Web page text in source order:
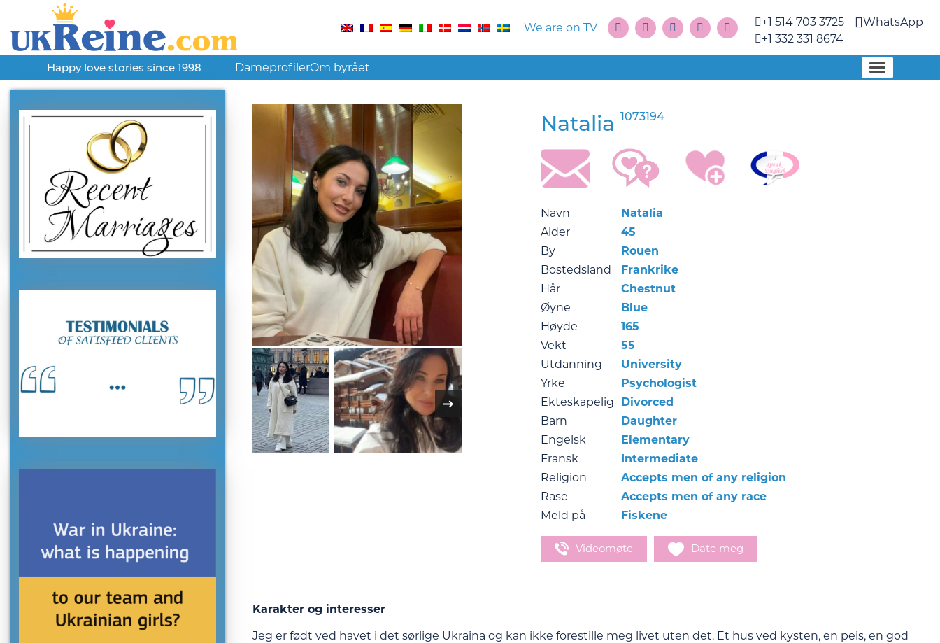
We are on TV
+1 514 703 3725
+1 332 331 8674
WhatsApp
Happy love stories since 1998 DameprofilerOm byrået
Natalia 1073194
Navn
Natalia
Alder
45
By
Rouen
Bostedsland
Frankrike
Hår
Chestnut
Øyne
Blue
Høyde
165
Vekt
55
Utdanning
University
Yrke
Psychologist
Ekteskapelig
Divorced
Barn
Daughter
Engelsk
Elementary
Fransk
Intermediate
Religion
Accepts men of any religion
Rase
Accepts men of any race
Meld på
Fiskene
Videomøte Date meg
Karakter og interesser
Jeg er født ved havet i det sørlige Ukraina og kan ikke forestille meg livet uten det. Et hus ved kysten, en peis, en god